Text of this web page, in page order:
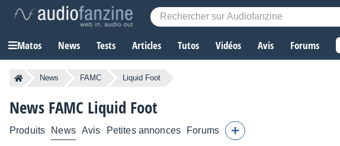
Matos News Tests Articles Tutos Vidéos Avis Forums
News FAMC Liquid Foot
News FAMC Liquid Foot
Produits News Avis Petites annonces Forums